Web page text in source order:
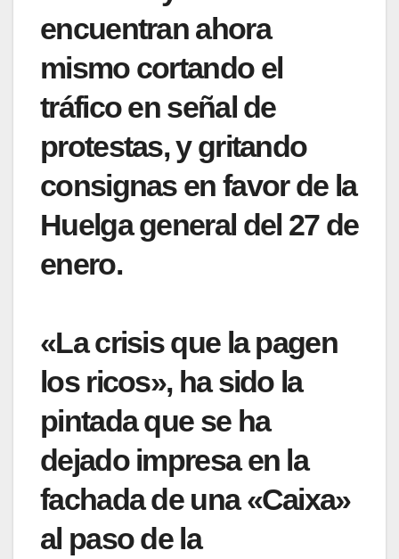
encuentran ahora
mismo cortando el
tráfico en señal de
protestas, y gritando
consignas en favor de la
Huelga general del 27 de
enero.
«La crisis que la pagen
los ricos», ha sido la
pintada que se ha
dejado impresa en la
fachada de una «Caixa»
al paso de la